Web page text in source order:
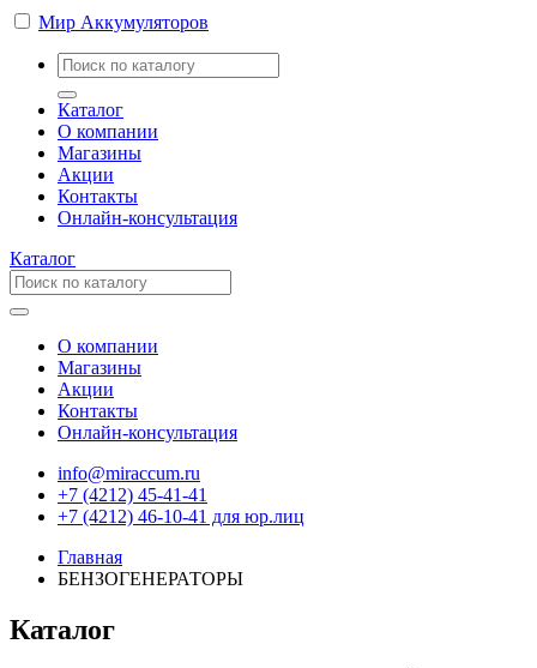
Мир Аккумуляторов
Каталог
О компании
Магазины
Акции
Контакты
Онлайн-консультация
Каталог
О компании
Магазины
Акции
Контакты
Онлайн-консультация
info@miraccum.ru
+7 (4212) 45-41-41
+7 (4212) 46-10-41 для юр.лиц
Главная
БЕНЗОГЕНЕРАТОРЫ
Каталог